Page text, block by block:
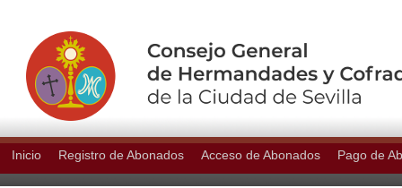
Inicio Registro de Abonados Acceso de Abonados Pago de